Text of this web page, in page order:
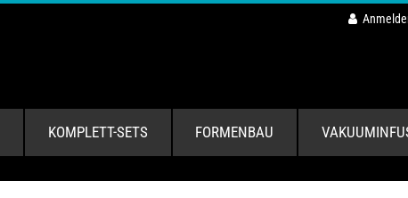
KOMPLETT-SETS FORMENBAU